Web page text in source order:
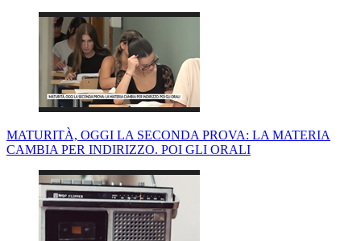
MATURITÀ, OGGI LA SECONDA PROVA: LA MATERIA
CAMBIA PER INDIRIZZO. POI GLI ORALI